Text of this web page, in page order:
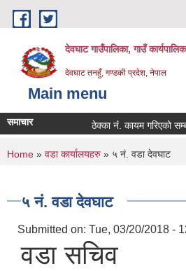
Skip to main content
देवघाट गाउँपालिका, गाउँ
देवघाट तनहुँ, गण्डकी प्रदेश, नेपाल
Main menu
समाचार ठेक्का नंं. कायम गरिएको
You are here
Home » वडा कार्यालयहरु » ५ नं. वडा देवघाट
५ नं. वडा देवघाट
Submitted on: Tue, 03/20/2018 -
वडा सचिव